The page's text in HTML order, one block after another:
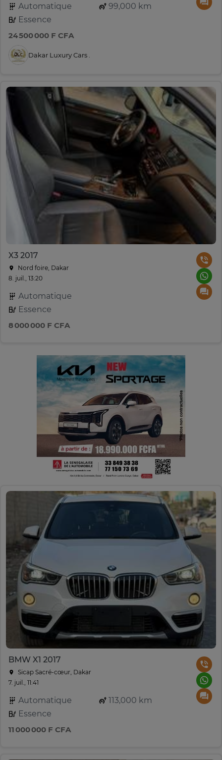
Automatique
99,000 km
Essence
24 500 000 F CFA
Dakar Luxury Cars .
X3 2017
Nord foire, Dakar
8. juil., 13:20
Automatique
Essence
8 000 000 F CFA
BMW X1 2017
Sicap Sacré-cœur, Dakar
7. juil., 11:41
Automatique
113,000 km
Essence
11 000 000 F CFA